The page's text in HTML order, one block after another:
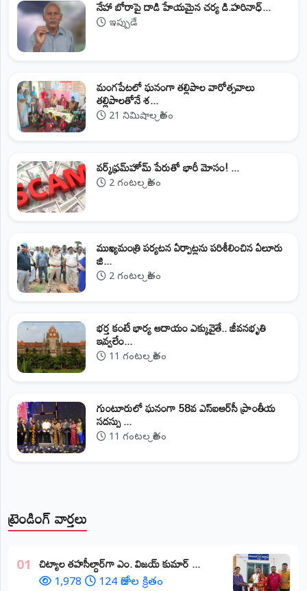
ట్రెండింగ్ వార్తలు
01 ​చిట్యాల తహసీల్దార్‌గా ఎం. విజయ్ కుమార్ ...
1,978 124 రోజుల క్రితం
నేహా బోరాపై దాడి హేయమైన చర్య డి.హరినాధ్...
ఇప్పుడే
మంగపేటలో ఘనంగా తల్లిపాల వారోత్సవాలు
తల్లిపాలతోనే శ...
21 నిమిషాల క్రితం
వర్క్‌ఫ్రమ్‌హోమ్‌ పేరుతో భారీ మోసం! ...
2 గంటల క్రితం
ముఖ్యమంత్రి పర్యటన ఏర్పాట్లను పరిశీలించిన ఏలూరు
జి...
2 గంటల క్రితం
భర్త కంటే భార్య ఆదాయం ఎక్కువైతే.. జీవనభృతి
ఇవ్వలేం...
11 గంటల క్రితం
గుంటూరులో ఘనంగా 58వ ఎస్‌ఐఆర్‌సీ ప్రాంతీయ
సదస్సు ...
11 గంటల క్రితం